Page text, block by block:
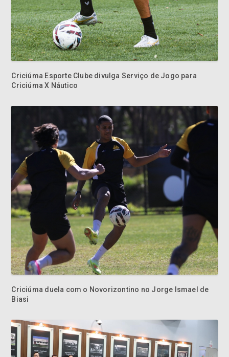
Criciúma Esporte Clube divulga Serviço de Jogo para
Criciúma X Náutico
Criciúma duela com o Novorizontino no Jorge Ismael de
Biasi